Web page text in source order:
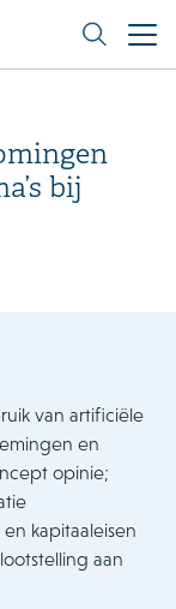
bij
van artificiële
en
opinie;
kapitaaleisen
aan